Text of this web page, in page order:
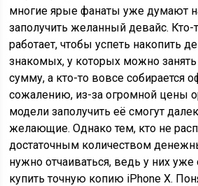
многие ярые фанаты уже думают
заполучить желанный девайс. Кто-
работает, чтобы успеть накопить
знакомых, у которых можно
сумму, а кто-то вовсе собирается
сожалению, из-за огромной цены
модели заполучить её смогут
желающие. Однако тем, кто не
достаточным количеством
нужно отчаиваться, ведь у них
купить точную копию iPhone X.